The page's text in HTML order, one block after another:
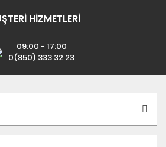
HİZMETLERİ
09:00 - 17:00
0(850) 333 32 23